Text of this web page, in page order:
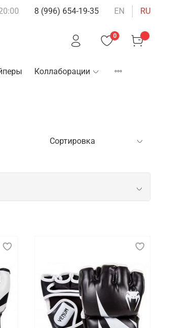
8 (996) 654-19-35 EN RU
0
Коллаборации
позволяющую
для ММА обычно имеют
и защиту в их тренировки и